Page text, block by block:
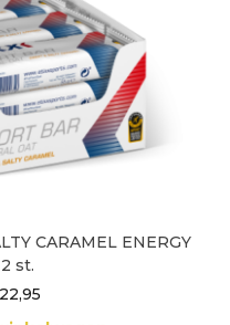
CARAMEL ENERGY
st.
Huidige